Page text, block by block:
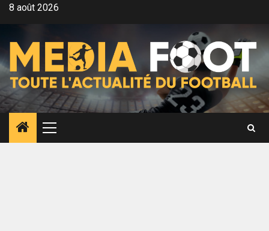
Aller8 août 2026
Menu
principal